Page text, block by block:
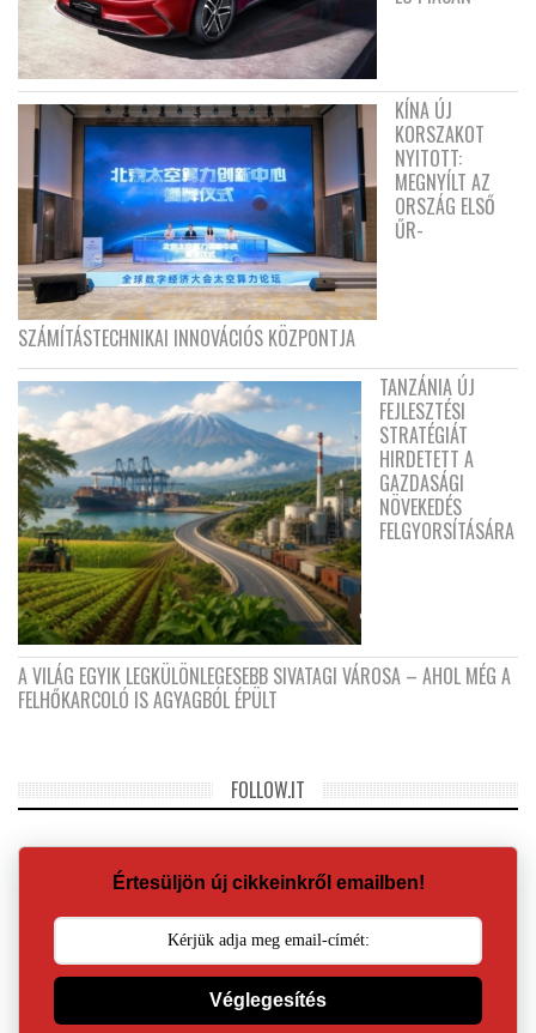
KÍNA ÚJ
KORSZAKOT
NYITOTT:
MEGNYÍLT AZ
ORSZÁG ELSŐ
ŰR-
SZÁMÍTÁSTECHNIKAI INNOVÁCIÓS KÖZPONTJA
TANZÁNIA ÚJ
FEJLESZTÉSI
STRATÉGIÁT
HIRDETETT A
GAZDASÁGI
NÖVEKEDÉS
FELGYORSÍTÁSÁRA
A VILÁG EGYIK LEGKÜLÖNLEGESEBB SIVATAGI VÁROSA – AHOL MÉG A
FELHŐKARCOLÓ IS AGYAGBÓL ÉPÜLT
FOLLOW.IT
Értesüljön új cikkeinkről emailben!
Véglegesítés